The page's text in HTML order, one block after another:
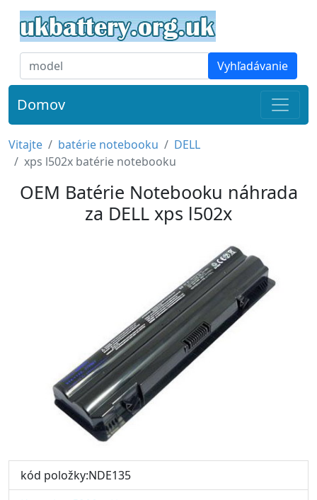
Vyhľadávanie
Domov
Vitajte batérie notebooku
DELL
xps l502x batérie notebooku
OEM Batérie Notebooku náhrada
za DELL xps l502x
kód položky:NDE135